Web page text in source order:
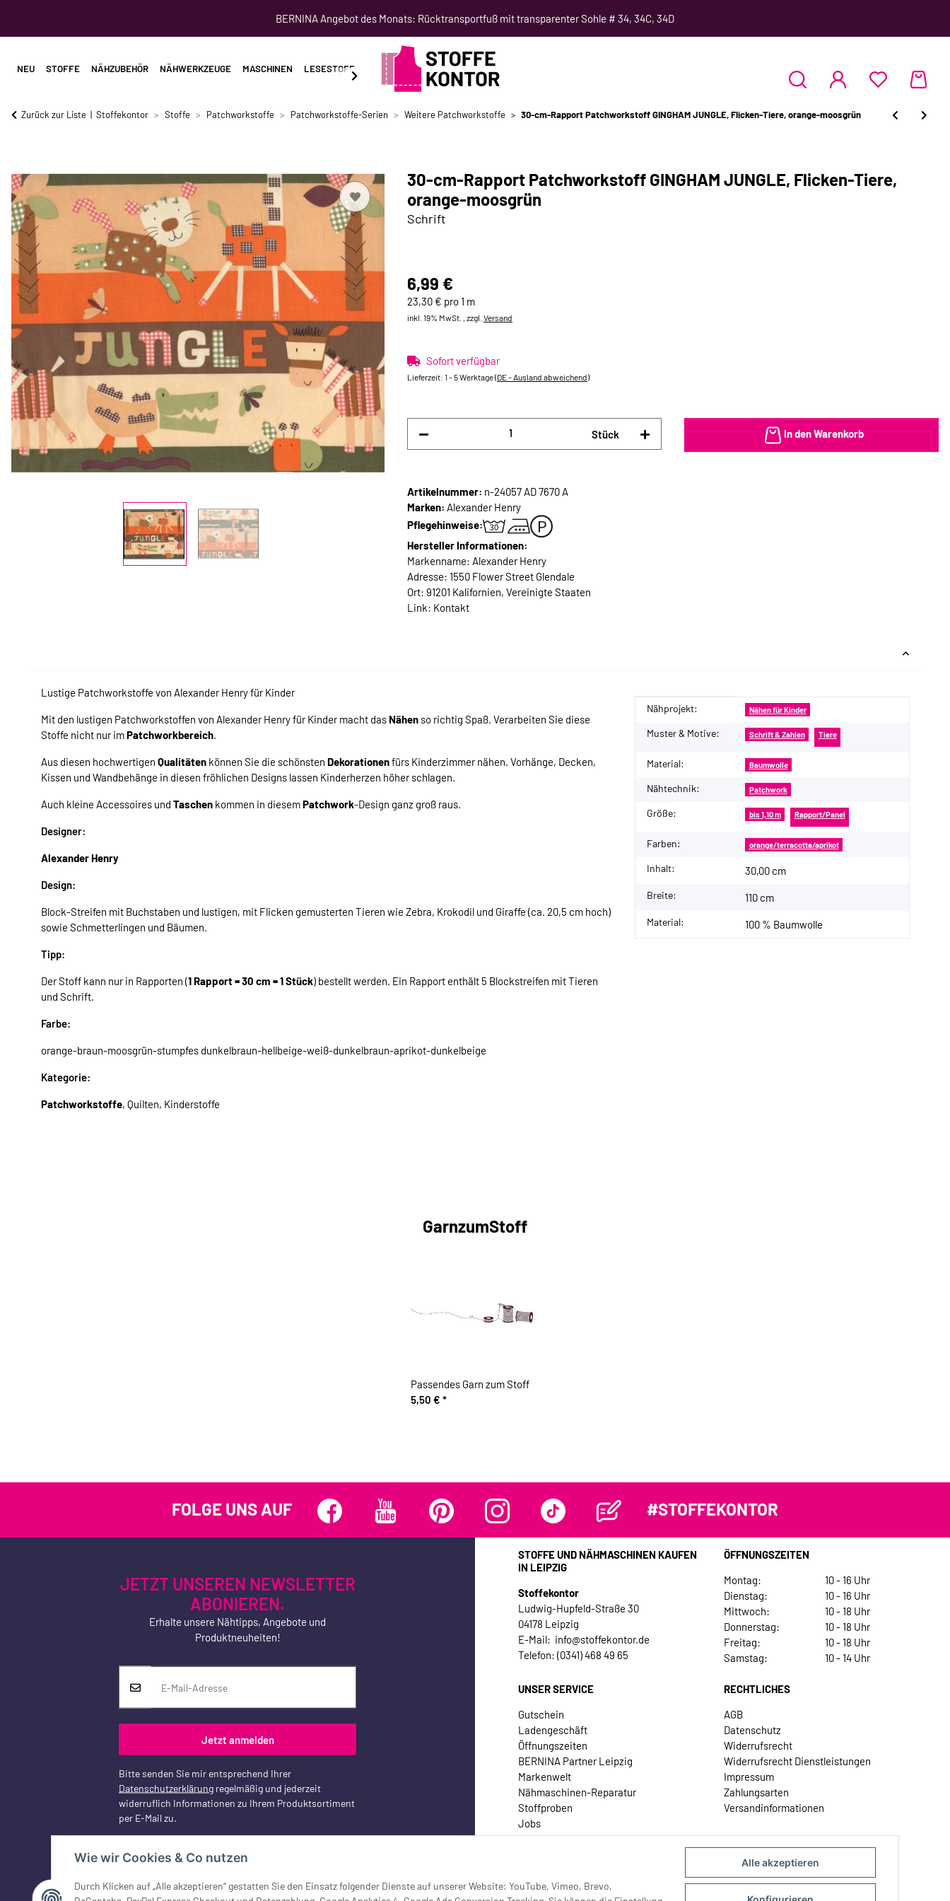
Alle akzeptieren
Wie wir Cookies & Co nutzen
Durch Klicken auf „Alle akzeptieren“ gestatten Sie den Einsatz folgender Dienste auf unserer Website: YouTube, Vimeo, Brevo,
BERNINA Angebot des Monats: Rücktransportfuß mit transparenter Sohle # 34, 34C, 34D
NEU STOFFE NÄHZUBEHÖR NÄHWERKZEUGE MASCHINEN LESESTOFF SCHNITTMUSTER NÄHKURSE
Zurück zur Liste Stoffekontor Stoffe Patchworkstoffe Patchworkstoffe-Serien Weitere Patchworkstoffe 30-cm-Rapport Patchworkstoff GINGHAM JUNGLE, Flicken-Tiere, orange-moosgrün
30-cm-Rapport Patchworkstoff GINGHAM JUNGLE, Flicken-Tiere,
orange-moosgrün
Schrift
6,99 €
23,30 € pro 1 m
inkl. 19% MwSt. , zzgl. Versand
Sofort verfügbar
Lieferzeit: 1 - 5 Werktage(DE - Ausland abweichend)
Stück In den Warenkorb
Artikelnummer: n-24057 AD 7670 A
Marken: Alexander Henry
Pflegehinweise:
Hersteller Informationen:
Markenname: Alexander Henry
Adresse: 1550 Flower Street Glendale
Ort: 91201 Kalifornien, Vereinigte Staaten
Link: Kontakt
Lustige Patchworkstoffe von Alexander Henry für Kinder
Mit den lustigen Patchworkstoffen von Alexander Henry für Kinder macht das Nähen so richtig Spaß. Verarbeiten Sie diese
Stoffe nicht nur imPatchworkbereich.
Aus diesen hochwertigen Qualitäten können Sie die schönsten Dekorationenfürs Kinderzimmer nähen. Vorhänge, Decken,
Kissen und Wandbehänge in diesen fröhlichen Designs lassen Kinderherzen höher schlagen.
Auch kleine Accessoires und Taschen kommen in diesemPatchwork-Design ganz groß raus.
Designer:
Alexander Henry
Design:
Block-Streifen mit Buchstaben und lustigen, mit Flicken gemusterten Tieren wie Zebra, Krokodil und Giraffe (ca. 20,5 cm hoch)
sowie Schmetterlingen und Bäumen.
Tipp:
Der Stoff kann nur in Rapporten (1 Rapport = 30 cm = 1 Stück) bestellt werden. Ein Rapport enthält 5 Blockstreifen mit Tieren
und Schrift.
Farbe:
orange-braun-moosgrün-stumpfes dunkelbraun-hellbeige-weiß-dunkelbraun-aprikot-dunkelbeige
Kategorie:
Patchworkstoffe, Quilten, Kinderstoffe
Produkteigenschaft
Wert
Nähprojekt: Nähen für Kinder
Muster & Motive: Schrift & Zahlen Tiere
Material: Baumwolle
Nähtechnik: Patchwork
Größe: bis 1,10 m Rapport/Panel
Farben: orange/terracotta/aprikot
Inhalt: 30,00 cm
Breite: 110 cm
Material: 100 % Baumwolle
GarnzumStoff
Passendes Garn zum Stoff
5,50 € *
FOLGE UNS AUF #STOFFEKONTOR
JETZT UNSEREN NEWSLETTER
ABONIEREN.
Erhalte unsere Nähtipps, Angebote und
Produktneuheiten!
Jetzt anmelden
Bitte senden Sie mir entsprechend Ihrer
Datenschutzerklärung regelmäßig und jederzeit
widerruflich Informationen zu Ihrem Produktsortiment
per E-Mail zu.
Vertrag widerrufen
STOFFE UND NÄHMASCHINEN KAUFEN
IN LEIPZIG
Stoffekontor
Ludwig-Hupfeld-Straße 30
04178 Leipzig
E-Mail: info@stoffekontor.de
Telefon: (0341) 468 49 65
ÖFFNUNGSZEITEN
Montag:
10 - 16 Uhr
Dienstag:
10 - 16 Uhr
Mittwoch:
10 - 18 Uhr
Donnerstag:
10 - 18 Uhr
Freitag:
10 - 18 Uhr
Samstag:
10 - 14 Uhr
UNSER SERVICE
Gutschein
Ladengeschäft
Öffnungszeiten
BERNINA Partner Leipzig
Markenwelt
Nähmaschinen-Reparatur
Stoffproben
Jobs
Kontakt
RECHTLICHES
AGB
Datenschutz
Widerrufsrecht
Widerrufsrecht Dienstleistungen
Impressum
Zahlungsarten
Versandinformationen